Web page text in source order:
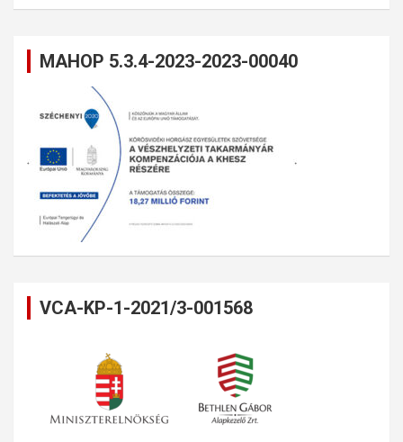
MAHOP 5.3.4-2023-2023-00040
VCA-KP-1-2021/3-001568